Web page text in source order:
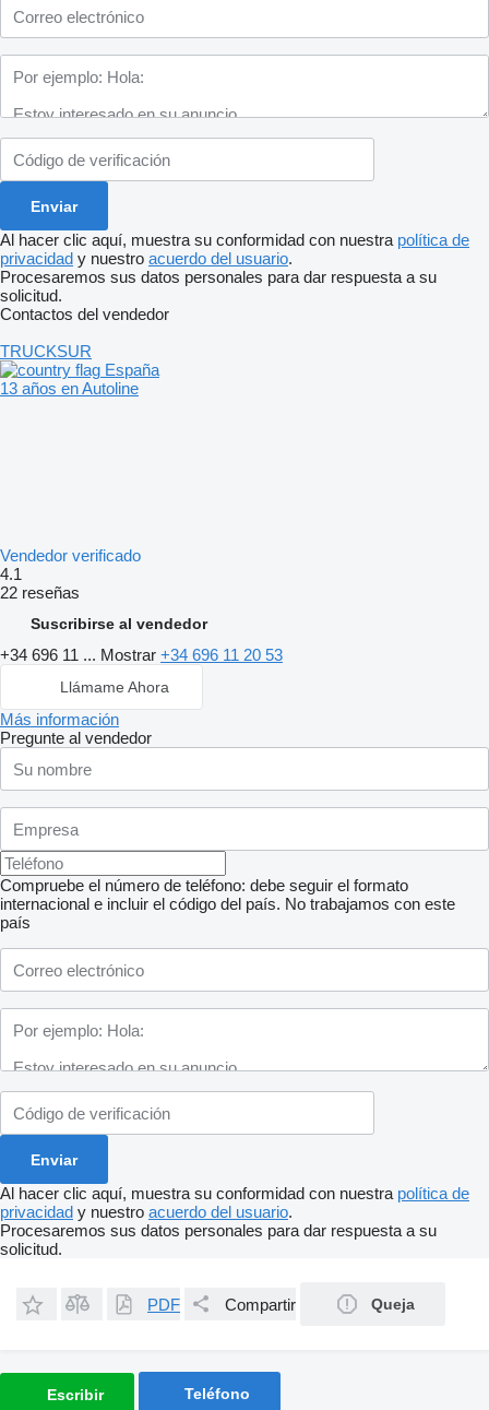
Al hacer clic aquí, muestra su conformidad con nuestra política de
privacidad y nuestro acuerdo del usuario.
Procesaremos sus datos personales para dar respuesta a su
solicitud.
Contactos del vendedor
TRUCKSUR
España
13 años en Autoline
Vendedor verificado
4.1
22 reseñas
Suscribirse al vendedor
+34 696 11 ... Mostrar +34 696 11 20 53
Llámame Ahora
Más información
Pregunte al vendedor
Compruebe el número de teléfono: debe seguir el formato
internacional e incluir el código del país. No trabajamos con este
país
Al hacer clic aquí, muestra su conformidad con nuestra política de
privacidad y nuestro acuerdo del usuario.
Procesaremos sus datos personales para dar respuesta a su
solicitud.
PDF Compartir Queja
Escribir Teléfono